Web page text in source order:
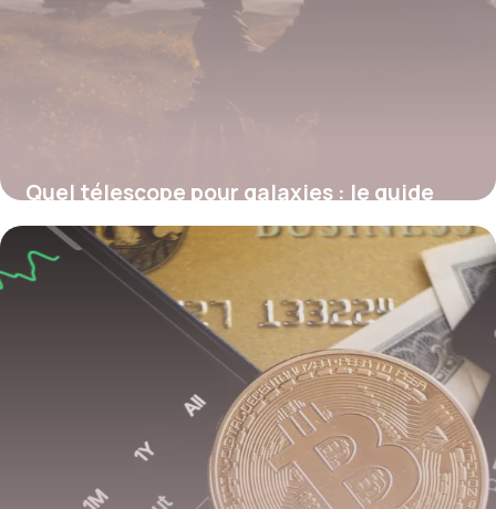
Quel télescope pour galaxies : le guide
imparable ?
2 mars 2026